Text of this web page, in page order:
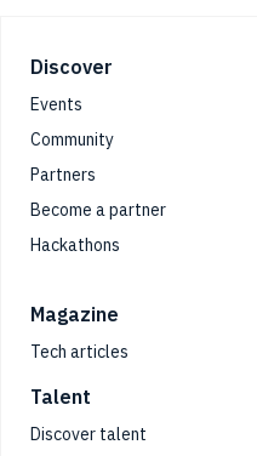
Footer
Discover
Events
Community
Partners
Become a partner
Hackathons
Magazine
Tech articles
Talent
Discover talent